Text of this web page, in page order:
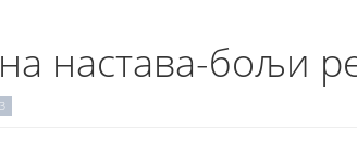
настава-бољи